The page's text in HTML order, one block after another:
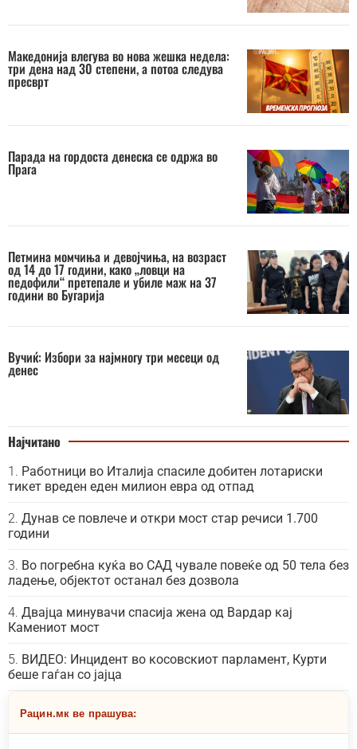
Македонија влегува во нова жешка недела:
три дена над 30 степени, а потоа следува
пресврт
Парада на гордоста денеска се одржа во
Прага
Петмина момчиња и девојчиња, на возраст
од 14 до 17 години, како „ловци на
педофили“ претепале и убиле маж на 37
години во Бугарија
Вучиќ: Избори за најмногу три месеци од
денес
Најчитано
Работници во Италија спасиле добитен лотариски
тикет вреден еден милион евра од отпад
Дунав се повлече и откри мост стар речиси 1.700
години
Во погребна куќа во САД чувале повеќе од 50 тела без
ладење, објектот останал без дозвола
Двајца минувачи спасија жена од Вардар кај
Камениот мост
ВИДЕО: Инцидент во косовскиот парламент, Курти
беше гаѓан со јајца
Рацин.мк ве прашува: